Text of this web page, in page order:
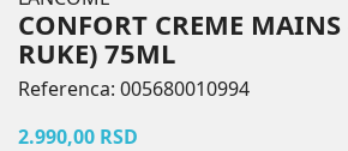
CONFORT CREME
RUKE) 75ML
Referenca: 005680010994
2.990,00 RSD